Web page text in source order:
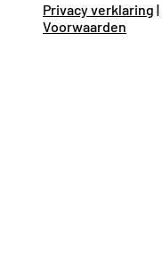
Privacy verklaring |
Voorwaarden